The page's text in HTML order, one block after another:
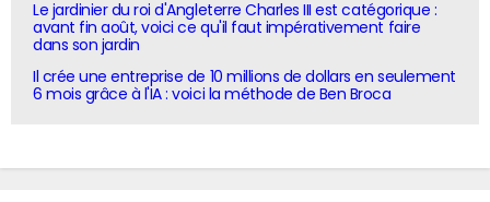
Le jardinier du roi d'Angleterre Charles III est catégorique :
avant fin août, voici ce qu'il faut impérativement faire
dans son jardin
Il crée une entreprise de 10 millions de dollars en seulement
6 mois grâce à l'IA : voici la méthode de Ben Broca